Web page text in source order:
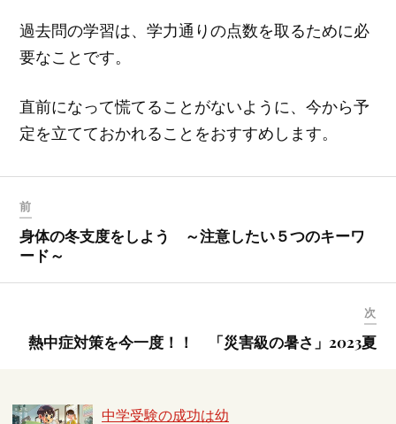
過去問の学習は、学力通りの点数を取るために必
要なことです。
直前になって慌てることがないように、今から予
定を立てておかれることをおすすめします。
前
身体の冬支度をしよう ～注意したい５つのキーワ
ード～
次
熱中症対策を今一度！！ 「災害級の暑さ」2023夏
中学受験の成功は幼